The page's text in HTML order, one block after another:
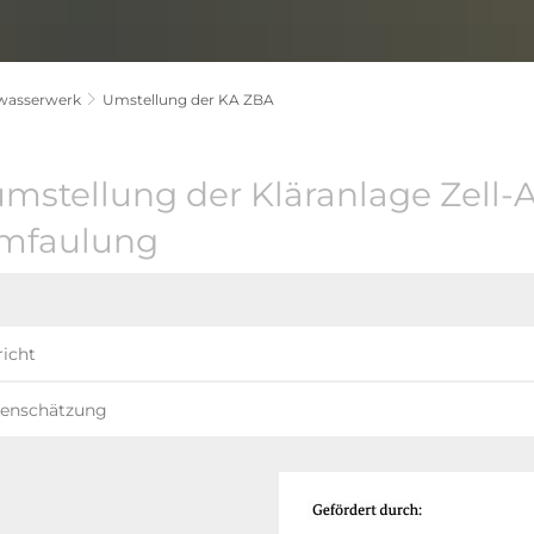
Umstellung der KA ZBA
der Kläranlage Zell-